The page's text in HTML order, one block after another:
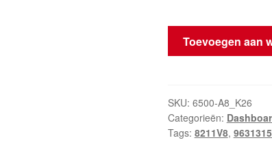
Radioframe
Citroën
Xsara
Picasso
Toevoegen aan
SKU: 6500-A8_K26
Categorieën:
Tags: 8211V8,